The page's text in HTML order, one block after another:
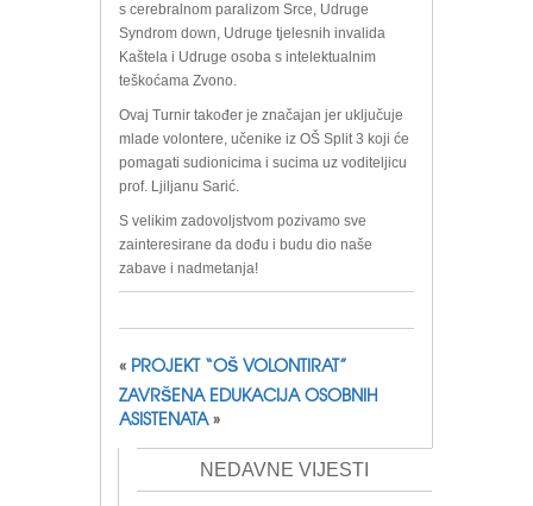
s cerebralnom paralizom Srce, Udruge
Syndrom down, Udruge tjelesnih invalida
Kaštela i Udruge osoba s intelektualnim
teškoćama Zvono.
Ovaj Turnir također je značajan jer uključuje
mlade volontere, učenike iz OŠ Split 3 koji će
pomagati sudionicima i sucima uz voditeljicu
prof. Ljiljanu Sarić.
S velikim zadovoljstvom pozivamo sve
zainteresirane da dođu i budu dio naše
zabave i nadmetanja!
« PROJEKT “OŠ VOLONTIRAT”
ZAVRŠENA EDUKACIJA OSOBNIH
ASISTENATA»
NEDAVNE VIJESTI